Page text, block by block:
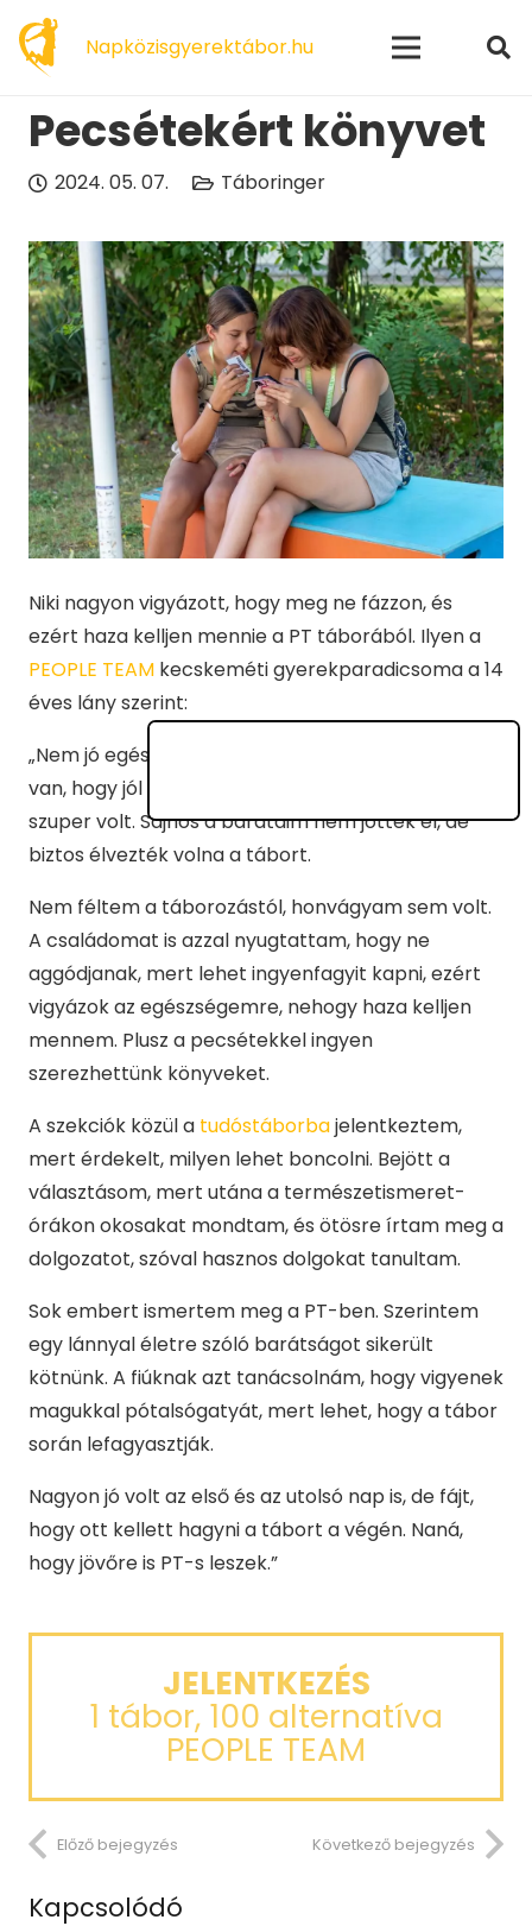
Napközisgyerektábor.hu
Pecsétekért könyvet
2024. 05. 07. Táboringer
Niki nagyon vigyázott, hogy meg ne fázzon, és
ezért haza kelljen mennie a PT táborából. Ilyen a
PEOPLE TEAM kecskeméti gyerekparadicsoma a 14
éves lány szerint:
„Nem jó egész nyáron otthon lenni. A tábor azért
van, hogy jól érezzük magunkat. A PT-ben minden
szuper volt. Sajnos a barátaim nem jöttek el, de
biztos élvezték volna a tábort.
Nem féltem a táborozástól, honvágyam sem volt.
A családomat is azzal nyugtattam, hogy ne
aggódjanak, mert lehet ingyenfagyit kapni, ezért
vigyázok az egészségemre, nehogy haza kelljen
mennem. Plusz a pecsétekkel ingyen
szerezhettünk könyveket.
A szekciók közül a tudóstáborbajelentkeztem,
mert érdekelt, milyen lehet boncolni. Bejött a
választásom, mert utána a természetismeret-
órákon okosakat mondtam, és ötösre írtam meg a
dolgozatot, szóval hasznos dolgokat tanultam.
Sok embert ismertem meg a PT-ben. Szerintem
egy lánnyal életre szóló barátságot sikerült
kötnünk. A fiúknak azt tanácsolnám, hogy vigyenek
magukkal pótalsógatyát, mert lehet, hogy a tábor
során lefagyasztják.
Nagyon jó volt az első és az utolsó nap is, de fájt,
hogy ott kellett hagyni a tábort a végén. Naná,
hogy jövőre is PT-s leszek.”
JELENTKEZÉS
1 tábor, 100 alternatíva
PEOPLE TEAM
Előző bejegyzés Következő bejegyzés
Kapcsolódó